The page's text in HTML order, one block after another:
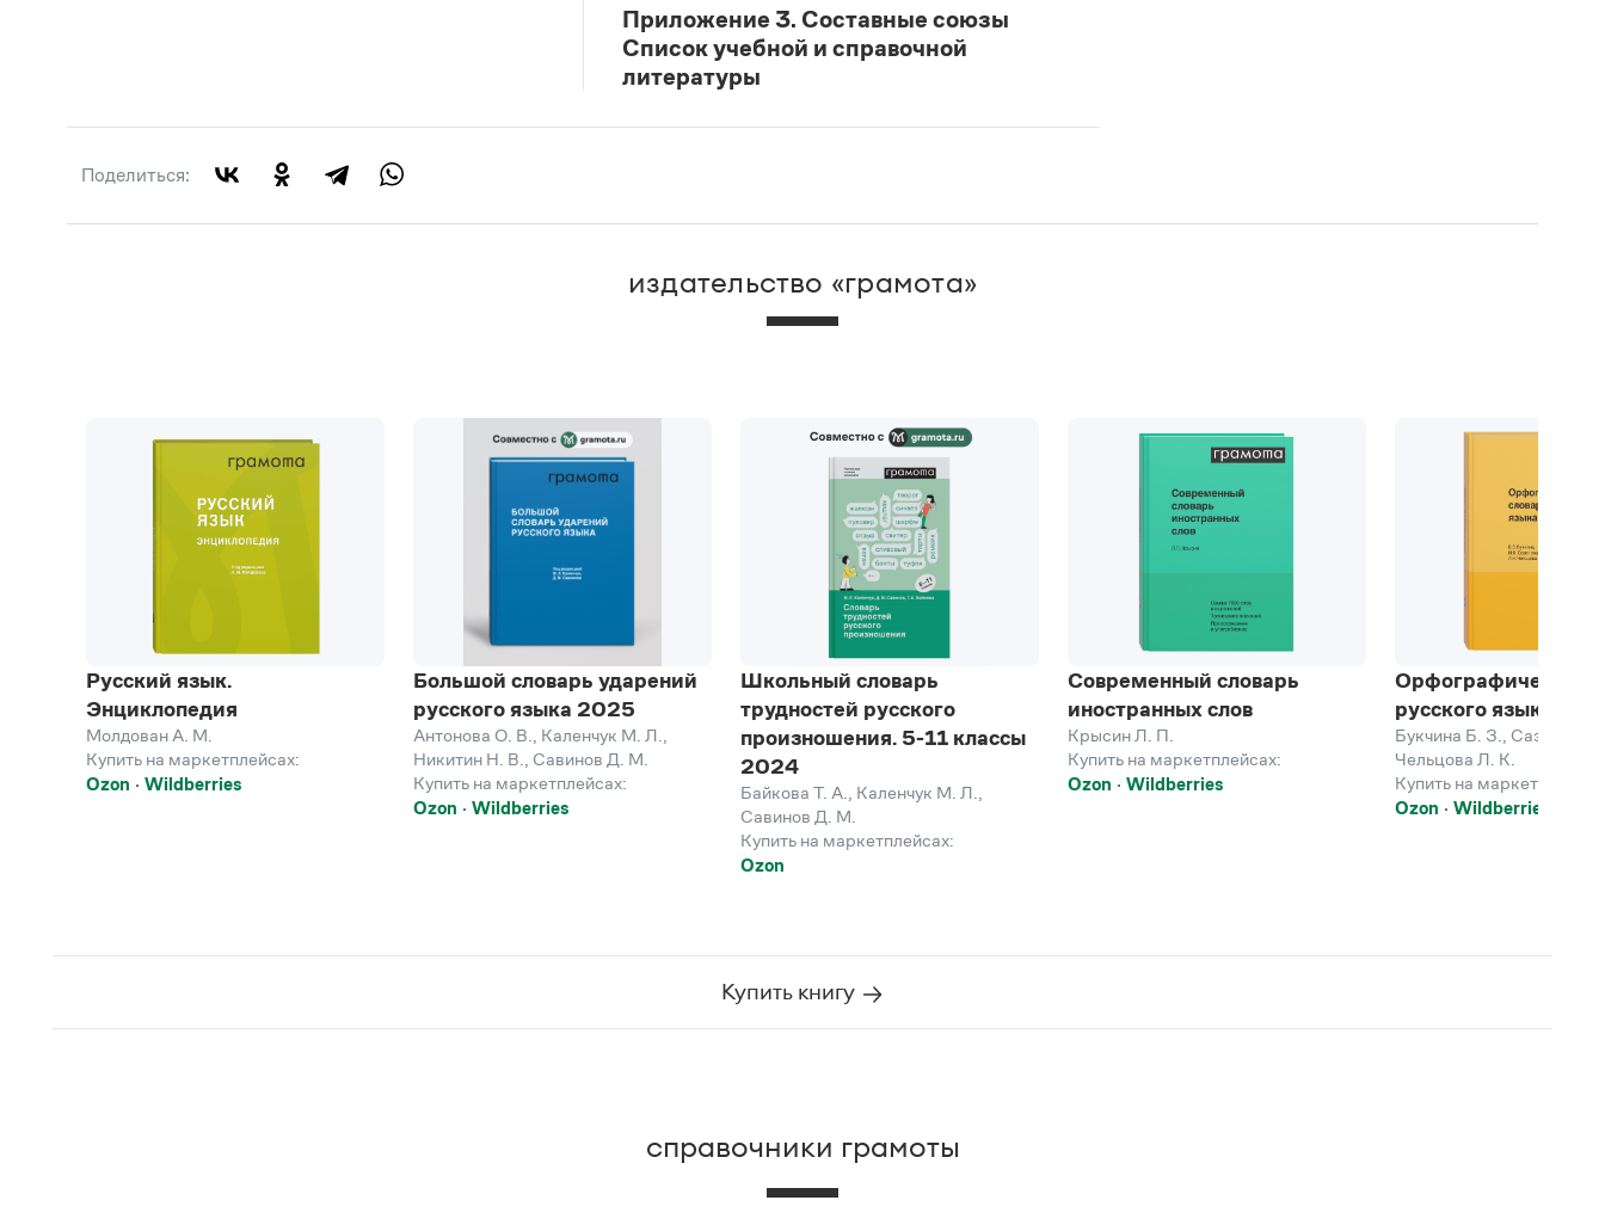
Приложение 3. Составные союзы
Список учебной и справочной
литературы
Поделиться:
издательство «грамота»
Русский язык.
Энциклопедия
Молдован А. М.
Купить на маркетплейсах:
Ozon
Wildberries
Большой словарь ударений
русского языка 2025
Антонова О. В. Каленчук М. Л.
Никитин Н. В.
Савинов Д. М.
Купить на маркетплейсах:
Ozon
Wildberries
Школьный словарь
трудностей русского
произношения. 5-11 классы
2024
Байкова Т. А. Каленчук М. Л.
Савинов Д. М.
Купить на маркетплейсах:
Ozon
Современный словарь
иностранных слов
Крысин Л. П.
Купить на маркетплейсах:
Ozon
Wildberries
Орфографический
русского языка
Букчина Б. З.
Сазонова
Чельцова Л. К.
Купить на
Ozon
Wildberries
Купить книгу
справочники грамоты